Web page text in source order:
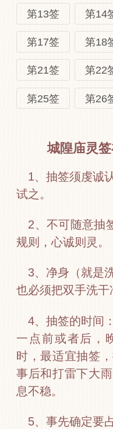
第13签 第14
第17签 第18
第21签 第22
第25签 第26
城隍庙灵
1、抽签须虔诚
试之。
2、不可随意抽
规则，心诚则灵。
3、净身（就是
也必须把双手洗干
4、抽签的时间
一点前或者后，
时，最适宜抽签
事后和打雷下大
息不稳。
5、事先确定要